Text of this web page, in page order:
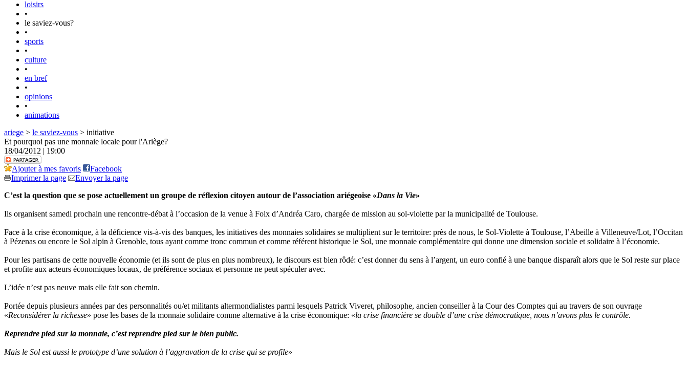
loisirs
•
le saviez-vous?
•
sports
•
culture
•
en bref
•
opinions
•
animations
ariege > le saviez-vous > initiative
Et pourquoi pas une monnaie locale pour l'Ariège?
18/04/2012 | 19:00
Ajouter à mes favoris
Facebook
Imprimer la page
Envoyer la page
C’est la question que se pose actuellement un groupe de réflexion citoyen autour de l’association ariégeoise «Dans la Vie»
Ils organisent samedi prochain une rencontre-débat à l’occasion de la venue à Foix d’Andréa Caro, chargée de mission au sol-violette par la municipalité de Toulouse.
Face à la crise économique, à la déficience vis-à-vis des banques, les initiatives des monnaies solidaires se multiplient sur le territoire: près de nous, le Sol-Violette à Toulouse, l’Abeille à Villeneuve/Lot, l’Occitan
à Pézenas ou encore le Sol alpin à Grenoble, tous ayant comme tronc commun et comme référent historique le Sol, une monnaie complémentaire qui donne une dimension sociale et solidaire à l’économie.
Pour les partisans de cette nouvelle économie (et ils sont de plus en plus nombreux), le discours est bien rôdé: c’est donner du sens à l’argent, un euro confié à une banque disparaît alors que le Sol reste sur place
et profite aux acteurs économiques locaux, de préférence sociaux et personne ne peut spéculer avec.
L’idée n’est pas neuve mais elle fait son chemin.
Portée depuis plusieurs années par des personnalités ou/et militants altermondialistes parmi lesquels Patrick Viveret, philosophe, ancien conseiller à la Cour des Comptes qui au travers de son ouvrage
«Reconsidérer la richesse» pose les bases de la monnaie solidaire comme alternative à la crise économique: «la crise financière se double d’une crise démocratique, nous n’avons plus le contrôle.
Reprendre pied sur la monnaie, c’est reprendre pied sur le bien public.
Mais le Sol est aussi le prototype d’une solution à l’aggravation de la crise qui se profile»